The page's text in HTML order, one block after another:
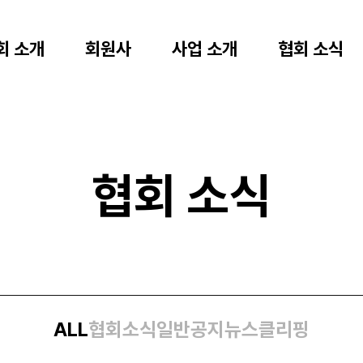
소개 회원사 사업 소개 협회 소식
협회 소식
ALL협회소식일반공지 뉴스클리핑